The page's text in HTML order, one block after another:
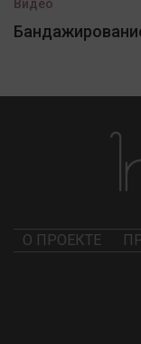
Видео
О ПРОЕКТЕ